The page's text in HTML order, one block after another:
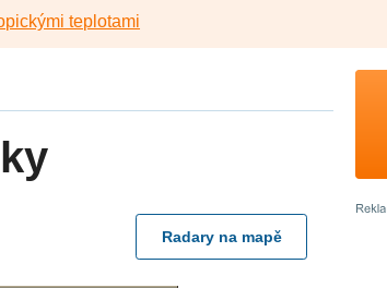
teplotami
Radary na mapě